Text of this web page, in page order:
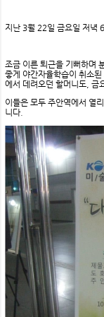
지난 3월 22일 금요일 저녁
조금 이른 퇴근을 기뻐하며
좋게 야간자율학습이 취소
에서 데려오던 할머니도, 금
이들은 모두 주안역에서 열
니다.